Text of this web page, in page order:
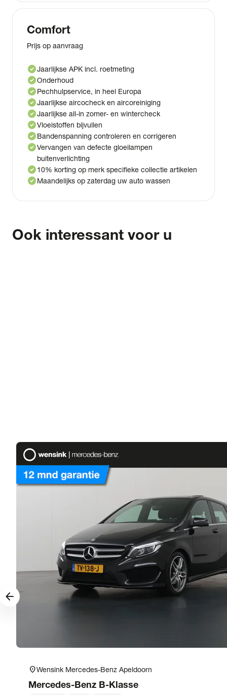
Comfort
Prijs op aanvraag
check_circleJaarlijkse APK incl. roetmeting
check_circleOnderhoud
check_circlePechhulpservice, in heel Europa
check_circleJaarlijkse aircocheck en aircoreiniging
check_circleJaarlijkse all-in zomer- en wintercheck
check_circleVloeistoffen bijvullen
check_circleBandenspanning controleren en corrigeren
check_circleVervangen van defecte gloeilampen
buitenverlichting
check_circle10% korting op merk specifieke collectie artikelen
check_circleMaandelijks op zaterdag uw auto wassen
Ook interessant voor u
location_onWensink Mercedes-Benz Apeldoorn
Mercedes-Benz B-Klasse
arrow_forward